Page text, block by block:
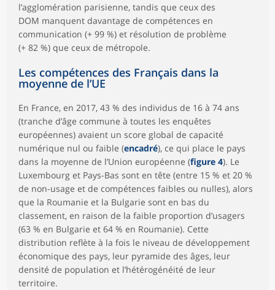
l’agglomération parisienne, tandis que ceux des
DOM manquent davantage de compétences en
communication (+ 99 %) et résolution de problème
(+ 82 %) que ceux de métropole.
Les compétences des Français dans la
moyenne de l’UE
En France, en 2017, 43 % des individus de 16 à 74 ans
(tranche d’âge commune à toutes les enquêtes
européennes) avaient un score global de capacité
numérique nul ou faible (encadré), ce qui place le pays
dans la moyenne de l’Union européenne (figure 4). Le
Luxembourg et Pays-Bas sont en tête (entre 15 % et 20 %
de non-usage et de compétences faibles ou nulles), alors
que la Roumanie et la Bulgarie sont en bas du
classement, en raison de la faible proportion d’usagers
(63 % en Bulgarie et 64 % en Roumanie). Cette
distribution reflète à la fois le niveau de développement
économique des pays, leur pyramide des âges, leur
densité de population et l’hétérogénéité de leur
territoire.